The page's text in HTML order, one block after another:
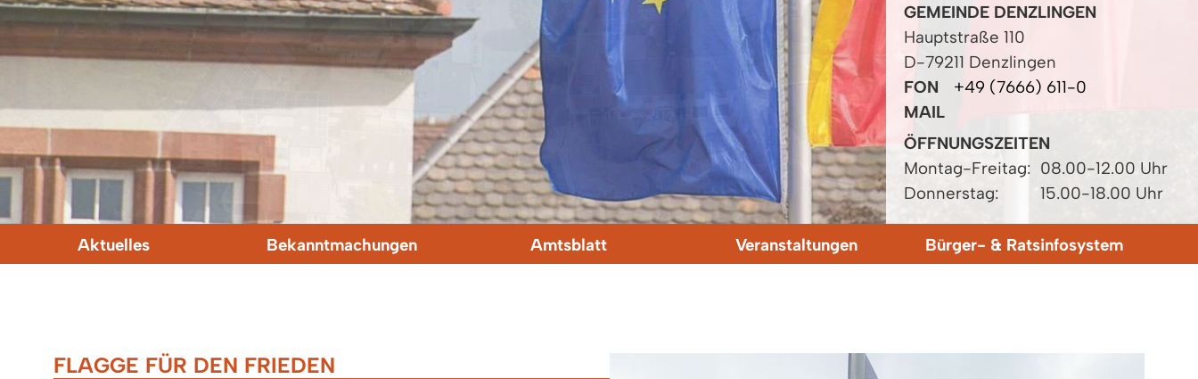
GEMEINDE DENZLINGEN
Hauptstraße 110
D-79211 Denzlingen
FON
+49 (7666) 611-0
MAIL
ÖFFNUNGSZEITEN
Montag-Freitag: 08.00-12.00 Uhr
Donnerstag:
15.00-18.00 Uhr
Aktuelles Bekanntmachungen Amtsblatt Veranstaltungen Bürger- & Ratsinfosystem
FLAGGE FÜR DEN FRIEDEN